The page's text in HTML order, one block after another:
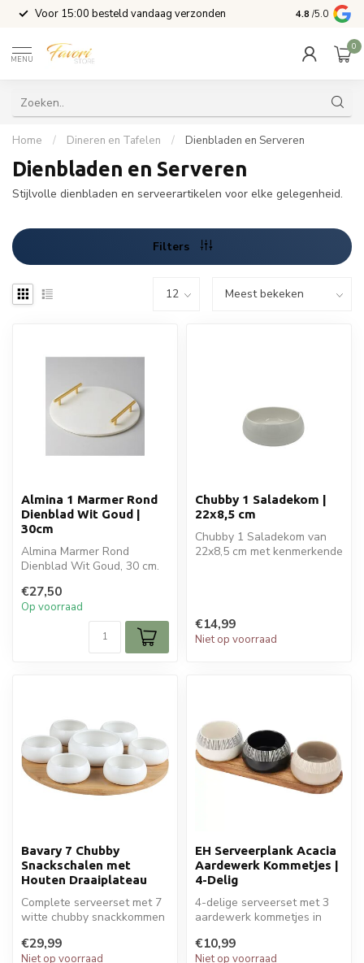
Voor 15:00 besteld vandaag verzonden 4.8 /5.0
MENU
0
Home / Dineren en Tafelen / Dienbladen en Serveren
Dienbladen en Serveren
Stijlvolle dienbladen en serveerartikelen voor elke gelegenheid.
Filters
Almina 1 Marmer Rond
Dienblad Wit Goud |
30cm
Almina Marmer Rond
Dienblad Wit Goud, 30 cm.
gouden handv...
€27,50
Op voorraad
Chubby 1 Saladekom |
22x8,5 cm
Chubby 1 Saladekom van
22x8,5 cm met kenmerkende
€14,99
Niet op voorraad
Bavary 7 Chubby
Snackschalen met
Houten Draaiplateau
Complete serveerset met 7
witte chubby snackkommen
plate...
€29,99
Niet op voorraad
EH Serveerplank Acacia
Aardewerk Kommetjes |
4-Delig
4-delige serveerset met 3
aardewerk kommetjes in
acaciahoute...
€10,99
Niet op voorraad